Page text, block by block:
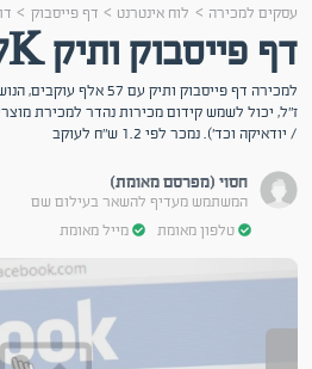
עסקים למכירה > לוח אינטרנט > דף פייסבוק >
דף פייסבוק ותיק 57K
למכירה דף פייסבוק ותיק
ז"ל, יכול לשמש קידום מכירות נהדר למכירת
/ יודאיקה וכד'). נמכר לפי 1.2 ש"ח לעוקב
חסוי (מפרסם מאומת)
המשתמש מעדיף להשאר בעילום שם
טלפון מאומת
מייל מאומת